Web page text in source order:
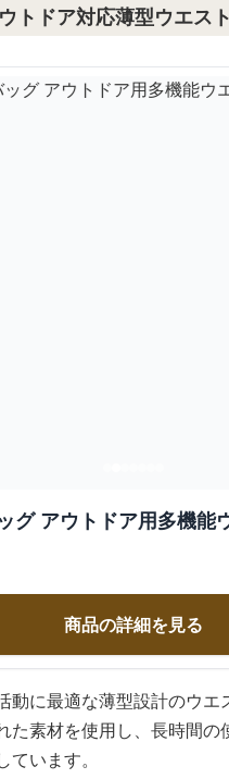
トドア対応薄型ウエス
グ アウトドア用多機能
商品の詳細を見る
動に最適な薄型設計のウエ
た素材を使用し、長時間の
います。